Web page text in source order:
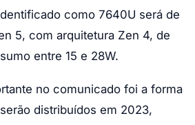
como 7640U será de
5, com arquitetura Zen 4, de
entre 15 e 28W.
no comunicado foi a forma
distribuídos em 2023,